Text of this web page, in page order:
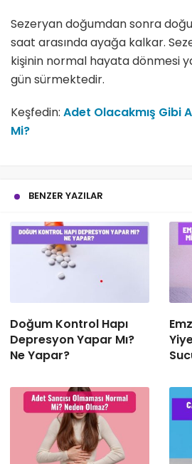
Sezeryan doğumdan sonra
saat arasında ayağa kalkar.
kişinin normal hayata dönmesi
gün sürmektedir.
Keşfedin: Adet Olacakmış Gibi
Mi?
BENZER YAZILAR
Doğum Kontrol Hapı
Depresyon Yapar Mı?
Ne Yapar?